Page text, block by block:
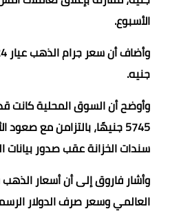
الأسبوع.
جنيه.
سندات الخزانة عقب صدور بيانات